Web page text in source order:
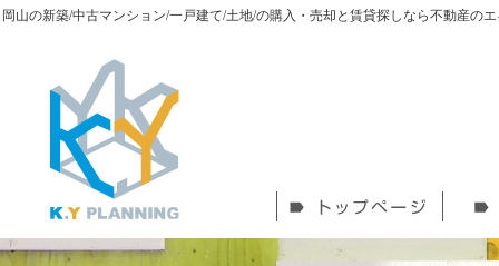
岡山の新築/中古マンション/一戸建て/土地/の購入・売却と賃貸探しなら不動産の